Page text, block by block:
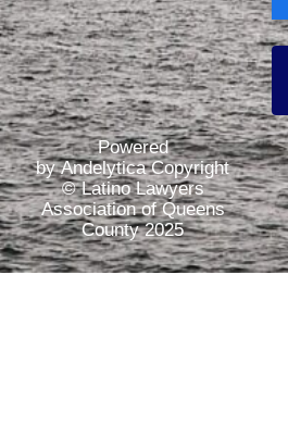
Powered
by Andelytica Copyright
© Latino Lawyers
Association of Queens
County 2025